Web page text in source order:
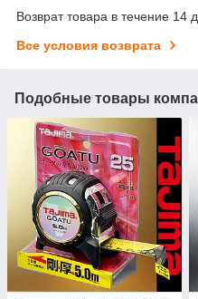
Возврат товара в течение 14
Все условия возврата
Подобные товары